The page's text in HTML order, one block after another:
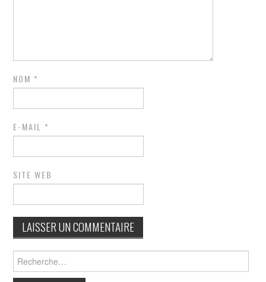
NOM *
E-MAIL *
SITE WEB